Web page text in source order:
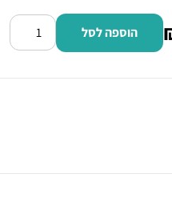
הוספה לסל
כמות
דלונגי